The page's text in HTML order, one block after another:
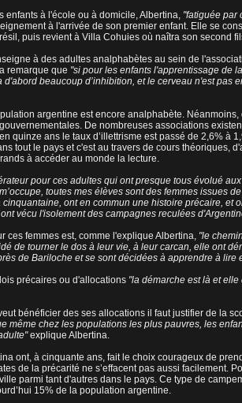
enfants à l'école ou à domicile, Albertina, "fatiguée par
à l'arrivée de son premier enfant. Elle se
puis revient à Villa Cohuies où naîtra son second
à des adultes analphabètes au sein de l'
remarque que "si pour les enfants l'apprentissage de
d'abord beaucoup d’inhibition, et le cerveau n'est pas
argentine est encore analphabète.
De nombreuses associations
quinze ans le taux d’illettrisme est passé de 2,6% à
tout le pays et c'est au travers de cours théoriques,
à accéder au monde la lecture.
pour ces adultes qui ont presque tous évolué
toutes mes élèves sont des femmes issues
cinquantaine, ont en commun une histoire précaire, et
vécu l'isolement des campagnes reculées
ces femmes est, comme l'explique Albertina, "le
de tourner le dos à leur vie, à leur carcan, elle ont
de Bariloche et se sont décidées à apprendre à lire
précaires ou d'allocations "la démarche est là et
bénéficier des ses allocations il faut justifier de la
même chez les populations les plus pauvres, les
explique Albertina.
ont, à cinquante ans, fait le choix courageux de
de la précarité ne s’effacent pas aussi facilement.
parmi tant d'autres dans le pays. Ce type de
15% de la population argentine.